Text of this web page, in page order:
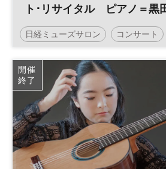
ト･リサイタル ピアノ＝黒
日経ミューズサロン コンサート
リサイタル
ミューズサロン
開催
終了